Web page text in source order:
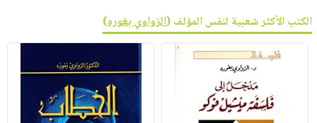
الكتب الأكثر شعبية لنفس المؤلف (الزواوي بغوره)